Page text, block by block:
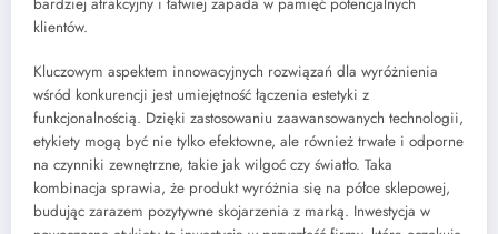
klientów.
Kluczowym aspektem innowacyjnych rozwiązań dla wyróżnienia
wśród konkurencji jest umiejętność łączenia estetyki z
funkcjonalnością. Dzięki zastosowaniu zaawansowanych technologii,
etykiety mogą być nie tylko efektowne, ale również trwałe i odporne
na czynniki zewnętrzne, takie jak wilgoć czy światło. Taka
kombinacja sprawia, że produkt wyróżnia się na półce sklepowej,
budując zarazem pozytywne skojarzenia z marką. Inwestycja w